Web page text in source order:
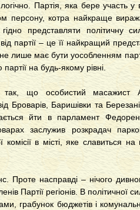
Партія, яка бере участь
персону, котра найкраще
представляти політичну
партії – це її найкращий
лише має бути уособленням
партії на будь-якому рівні.
так, що особистий масажист
Броварів, Баришівки та
йти в парламент
заслужив розкрадач
комісії в місті, яке славиться
Проте насправді – нічого
Партії регіонів. В
грабунок бюджетів і